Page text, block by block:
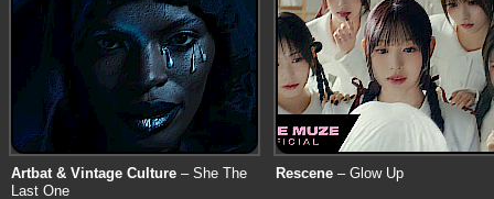
Artbat & Vintage Culture – She The
Last One
Rescene – Glow Up